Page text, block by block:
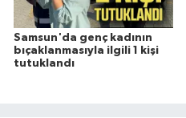
Samsun'da genç kadının
bıçaklanmasıyla ilgili 1 kişi
tutuklandı